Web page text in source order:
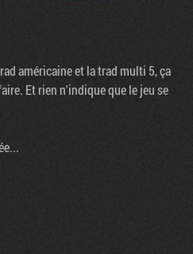
américaine et la trad multi 5, ça
Et rien n'indique que le jeu se